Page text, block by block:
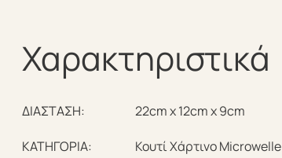
Χαρακτηριστικά
ΔΙΑΣΤΑΣΗ: 22cm x 12cm x 9cm
ΚΑΤΗΓΟΡΙΑ: Κουτί Χάρτινο Microwelle